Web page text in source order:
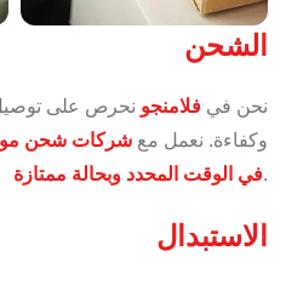
الشحن
نحن فيفلامنجو نحرص على توصيل
وكفاءة. نعمل معشركات شحن
في الوقت المحدد وبحالة ممتازة.
الاستبدال